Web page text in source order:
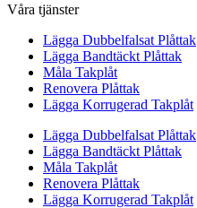
Våra tjänster
Lägga Dubbelfalsat Plåttak
Lägga Bandtäckt Plåttak
Måla Takplåt
Renovera Plåttak
Lägga Korrugerad Takplåt
Lägga Dubbelfalsat Plåttak
Lägga Bandtäckt Plåttak
Måla Takplåt
Renovera Plåttak
Lägga Korrugerad Takplåt